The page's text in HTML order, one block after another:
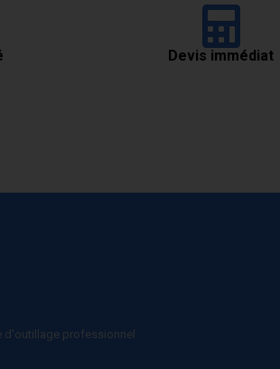
Devis immédiat
d'outillage professionnel